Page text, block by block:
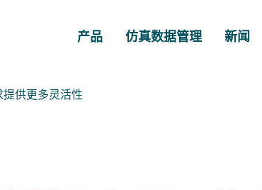
产品 仿真数据管理 新闻
供更多灵活性